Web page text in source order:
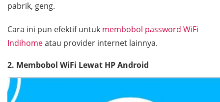
pabrik, geng.
Cara ini pun efektif untuk membobol password WiFi
Indihomeatau provider internet lainnya.
2. Membobol WiFi Lewat HP Android